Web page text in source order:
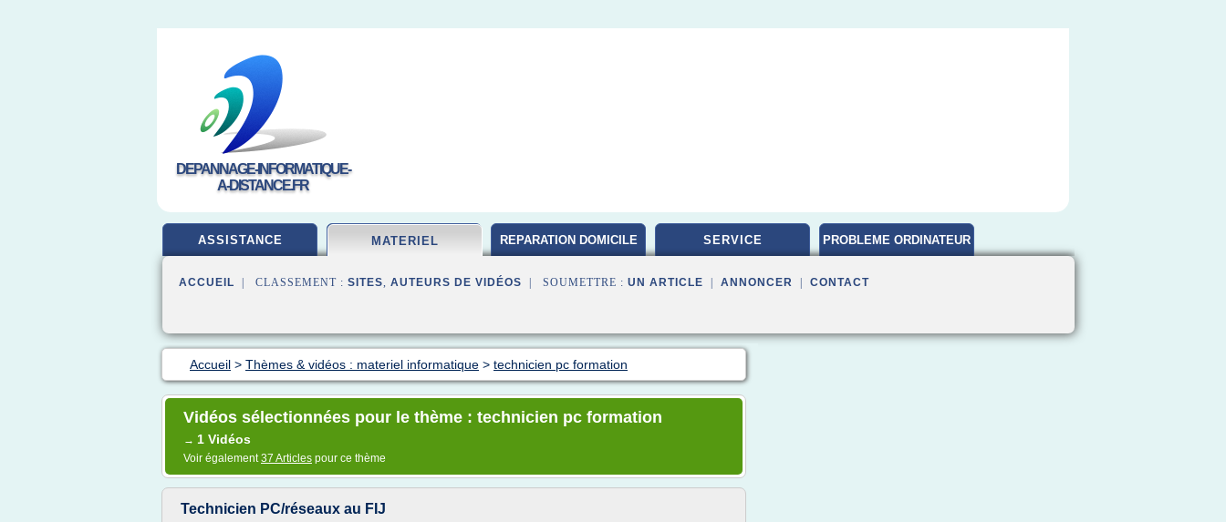
DEPANNAGE-INFORMATIQUE-
A-DISTANCE.FR
ASSISTANCE MATERIEL REPARATION DOMICILE SERVICE PROBLEME ORDINATEUR
ACCUEIL | CLASSEMENT : SITES, AUTEURS DE VIDÉOS | SOUMETTRE : UN ARTICLE ANNONCER CONTACT
Accueil > Thèmes & vidéos : materiel informatique > technicien pc formation
Vidéos sélectionnées pour le thème : technicien pc formation
→ 1 Vidéos
Voir également37 Articles pour ce thème
Technicien PC/réseaux au FIJ